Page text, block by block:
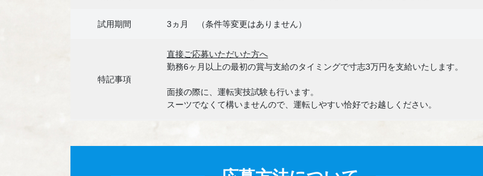
試用期間 3ヵ月 （条件等変更はありません）
特記事項
直接ご応募いただいた方へ
勤務6ヶ月以上の最初の賞与支給のタイミングで寸志3万円を支給いたします。
面接の際に、運転実技試験も行います。
スーツでなくて構いませんので、運転しやすい恰好でお越しください。